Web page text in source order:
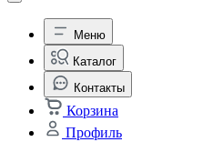
Меню
Каталог
Контакты
Корзина
Профиль